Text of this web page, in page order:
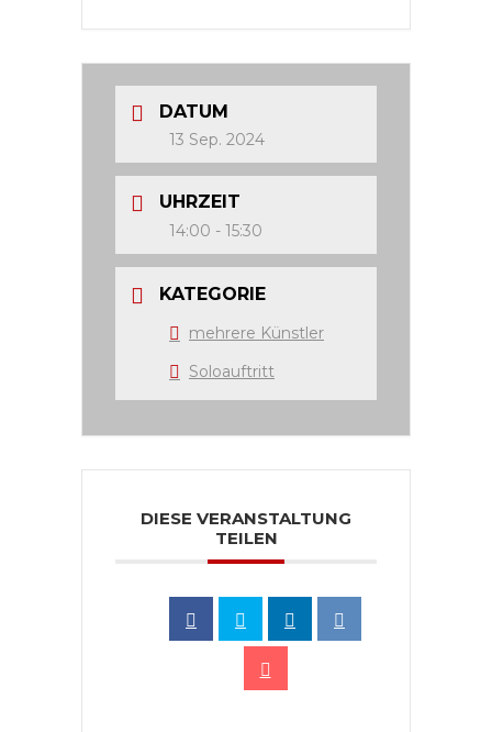
DATUM
13 Sep. 2024
UHRZEIT
14:00 - 15:30
KATEGORIE
mehrere Künstler
Soloauftritt
DIESE VERANSTALTUNG
TEILEN